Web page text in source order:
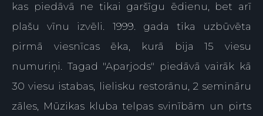
kas piedāvā ne tikai garšīgu ēdienu, bet arī
plašu vīnu izvēli. 1999. gada tika uzbūvēta
pirmā viesnīcas ēka, kurā bija 15 viesu
numuriņi. Tagad "Aparjods" piedāvā vairāk kā
30 viesu istabas, lielisku restorānu, 2 semināru
zāles, Mūzikas kluba telpas svinībām un pirts